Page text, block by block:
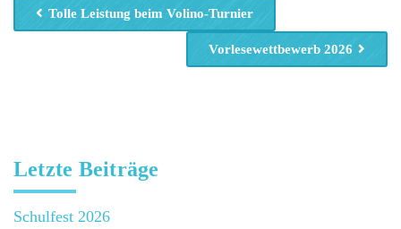
Tolle Leistung beim Volino-Turnier
Vorlesewettbewerb 2026
Letzte Beiträge
Schulfest 2026